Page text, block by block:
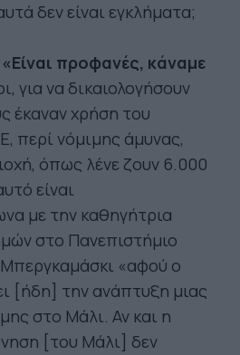
δεν είναι εγκλήματα;
προφανές, κάναμε
για να δικαιολογήσουν
έκαναν χρήση του
περί νόμιμης άμυνας,
όπως λένε ζουν 6.000
είναι
με την καθηγήτρια
στο Πανεπιστήμιο
Μπεργκαμάσκι «αφού ο
[ήδη] την ανάπτυξη μιας
στο Μάλι. Αν και η
[του Μάλι] δεν